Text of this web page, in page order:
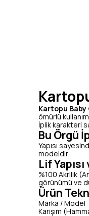
Kartopu Baby
ömürlü
İplik karakteri
Bu Örgü
Yapısı
modeldir.
Lif
%100 Akrilik
görünümü ve
Ürün
Marka / Model
Karışım